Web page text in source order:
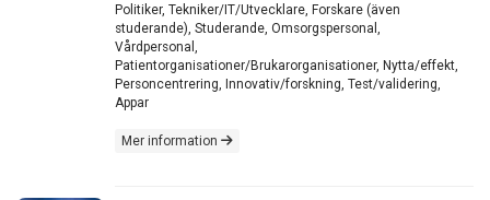
Politiker, Tekniker/IT/Utvecklare, Forskare (även
studerande), Studerande, Omsorgspersonal,
Vårdpersonal,
Patientorganisationer/Brukarorganisationer, Nytta/effekt,
Personcentrering, Innovativ/forskning, Test/validering,
Appar
Mer information